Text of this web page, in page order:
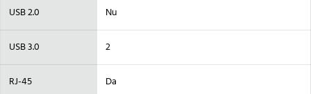
USB 2.0 Nu
USB 3.0 2
RJ-45 Da